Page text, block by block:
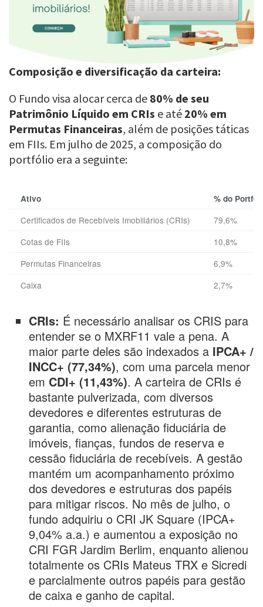
Composição e diversificação da carteira:
O Fundo visa alocar cerca de 80% de seu
Patrimônio Líquido em CRIs e até 20% em
Permutas Financeiras, além de posições táticas
em FIIs. Em julho de 2025, a composição do
portfólio era a seguinte:
Ativo % do
Certificados de Recebíveis Imobiliários (CRIs)
79,6%
Cotas de FIIs
10,8%
Permutas Financeiras
6,9%
Caixa
2,7%
CRIs: É necessário analisar os CRIS para
entender se o MXRF11 vale a pena. A
maior parte deles são indexados a IPCA+ /
INCC+ (77,34%), com uma parcela menor
em CDI+ (11,43%). A carteira de CRIs é
bastante pulverizada, com diversos
devedores e diferentes estruturas de
garantia, como alienação fiduciária de
imóveis, fianças, fundos de reserva e
cessão fiduciária de recebíveis. A gestão
mantém um acompanhamento próximo
dos devedores e estruturas dos papéis
para mitigar riscos. No mês de julho, o
fundo adquiriu o CRI JK Square (IPCA+
9,04% a.a.) e aumentou a exposição no
CRI FGR Jardim Berlim, enquanto alienou
totalmente os CRIs Mateus TRX e Sicredi
e parcialmente outros papéis para gestão
de caixa e ganho de capital.